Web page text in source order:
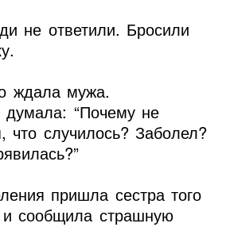
не ответили. Бросили
ждала мужа.
думала: “Почему не
что случилось? Заболел?
пришла сестра того
сообщила страшную